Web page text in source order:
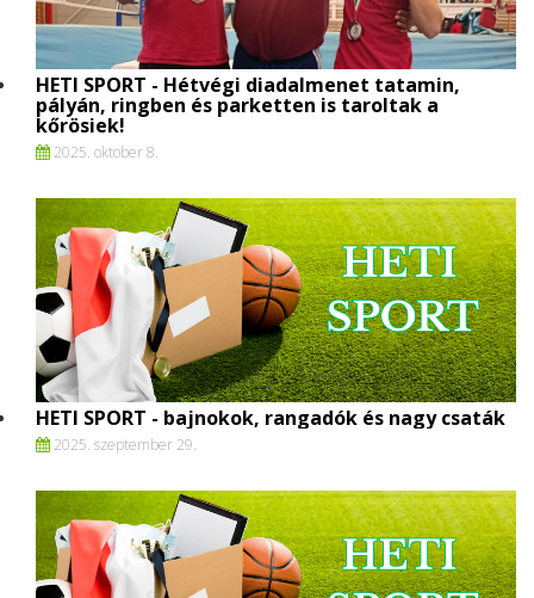
HETI SPORT - Hétvégi diadalmenet tatamin,
pályán, ringben és parketten is taroltak a
kőrösiek!
2025. oktober 8.
HETI SPORT - bajnokok, rangadók és nagy csaták
2025. szeptember 29.